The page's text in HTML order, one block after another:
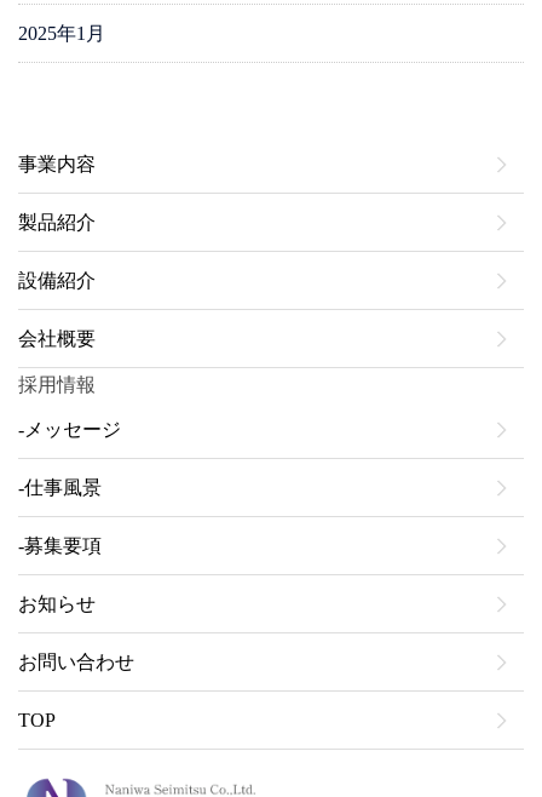
2025年1月
事業内容
製品紹介
設備紹介
会社概要
採用情報
メッセージ
仕事風景
募集要項
お知らせ
お問い合わせ
TOP